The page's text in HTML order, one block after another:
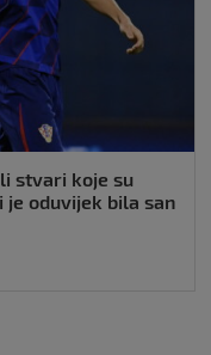
stvari koje su
je oduvijek bila san